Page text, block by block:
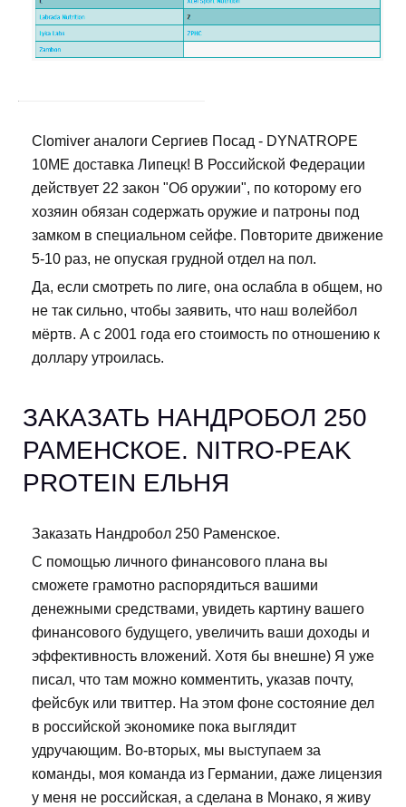
Clomiver аналоги Сергиев Посад - DYNATROPE
10ME доставка Липецк! В Российской Федерации
действует 22 закон "Об оружии", по которому его
хозяин обязан содержать оружие и патроны под
замком в специальном сейфе. Повторите движение
5-10 раз, не опуская грудной отдел на пол.
Да, если смотреть по лиге, она ослабла в общем, но
не так сильно, чтобы заявить, что наш волейбол
мёртв. А с 2001 года его стоимость по отношению к
доллару утроилась.
ЗАКАЗАТЬ НАНДРОБОЛ 250
РАМЕНСКОЕ. NITRO-PEAK
PROTEIN ЕЛЬНЯ
Заказать Нандробол 250 Раменское.
С помощью личного финансового плана вы
сможете грамотно распорядиться вашими
денежными средствами, увидеть картину вашего
финансового будущего, увеличить ваши доходы и
эффективность вложений. Хотя бы внешне) Я уже
писал, что там можно комментить, указав почту,
фейсбук или твиттер. На этом фоне состояние дел
в российской экономике пока выглядит
удручающим. Во-вторых, мы выступаем за
команды, моя команда из Германии, даже лицензия
у меня не российская, а сделана в Монако, я живу